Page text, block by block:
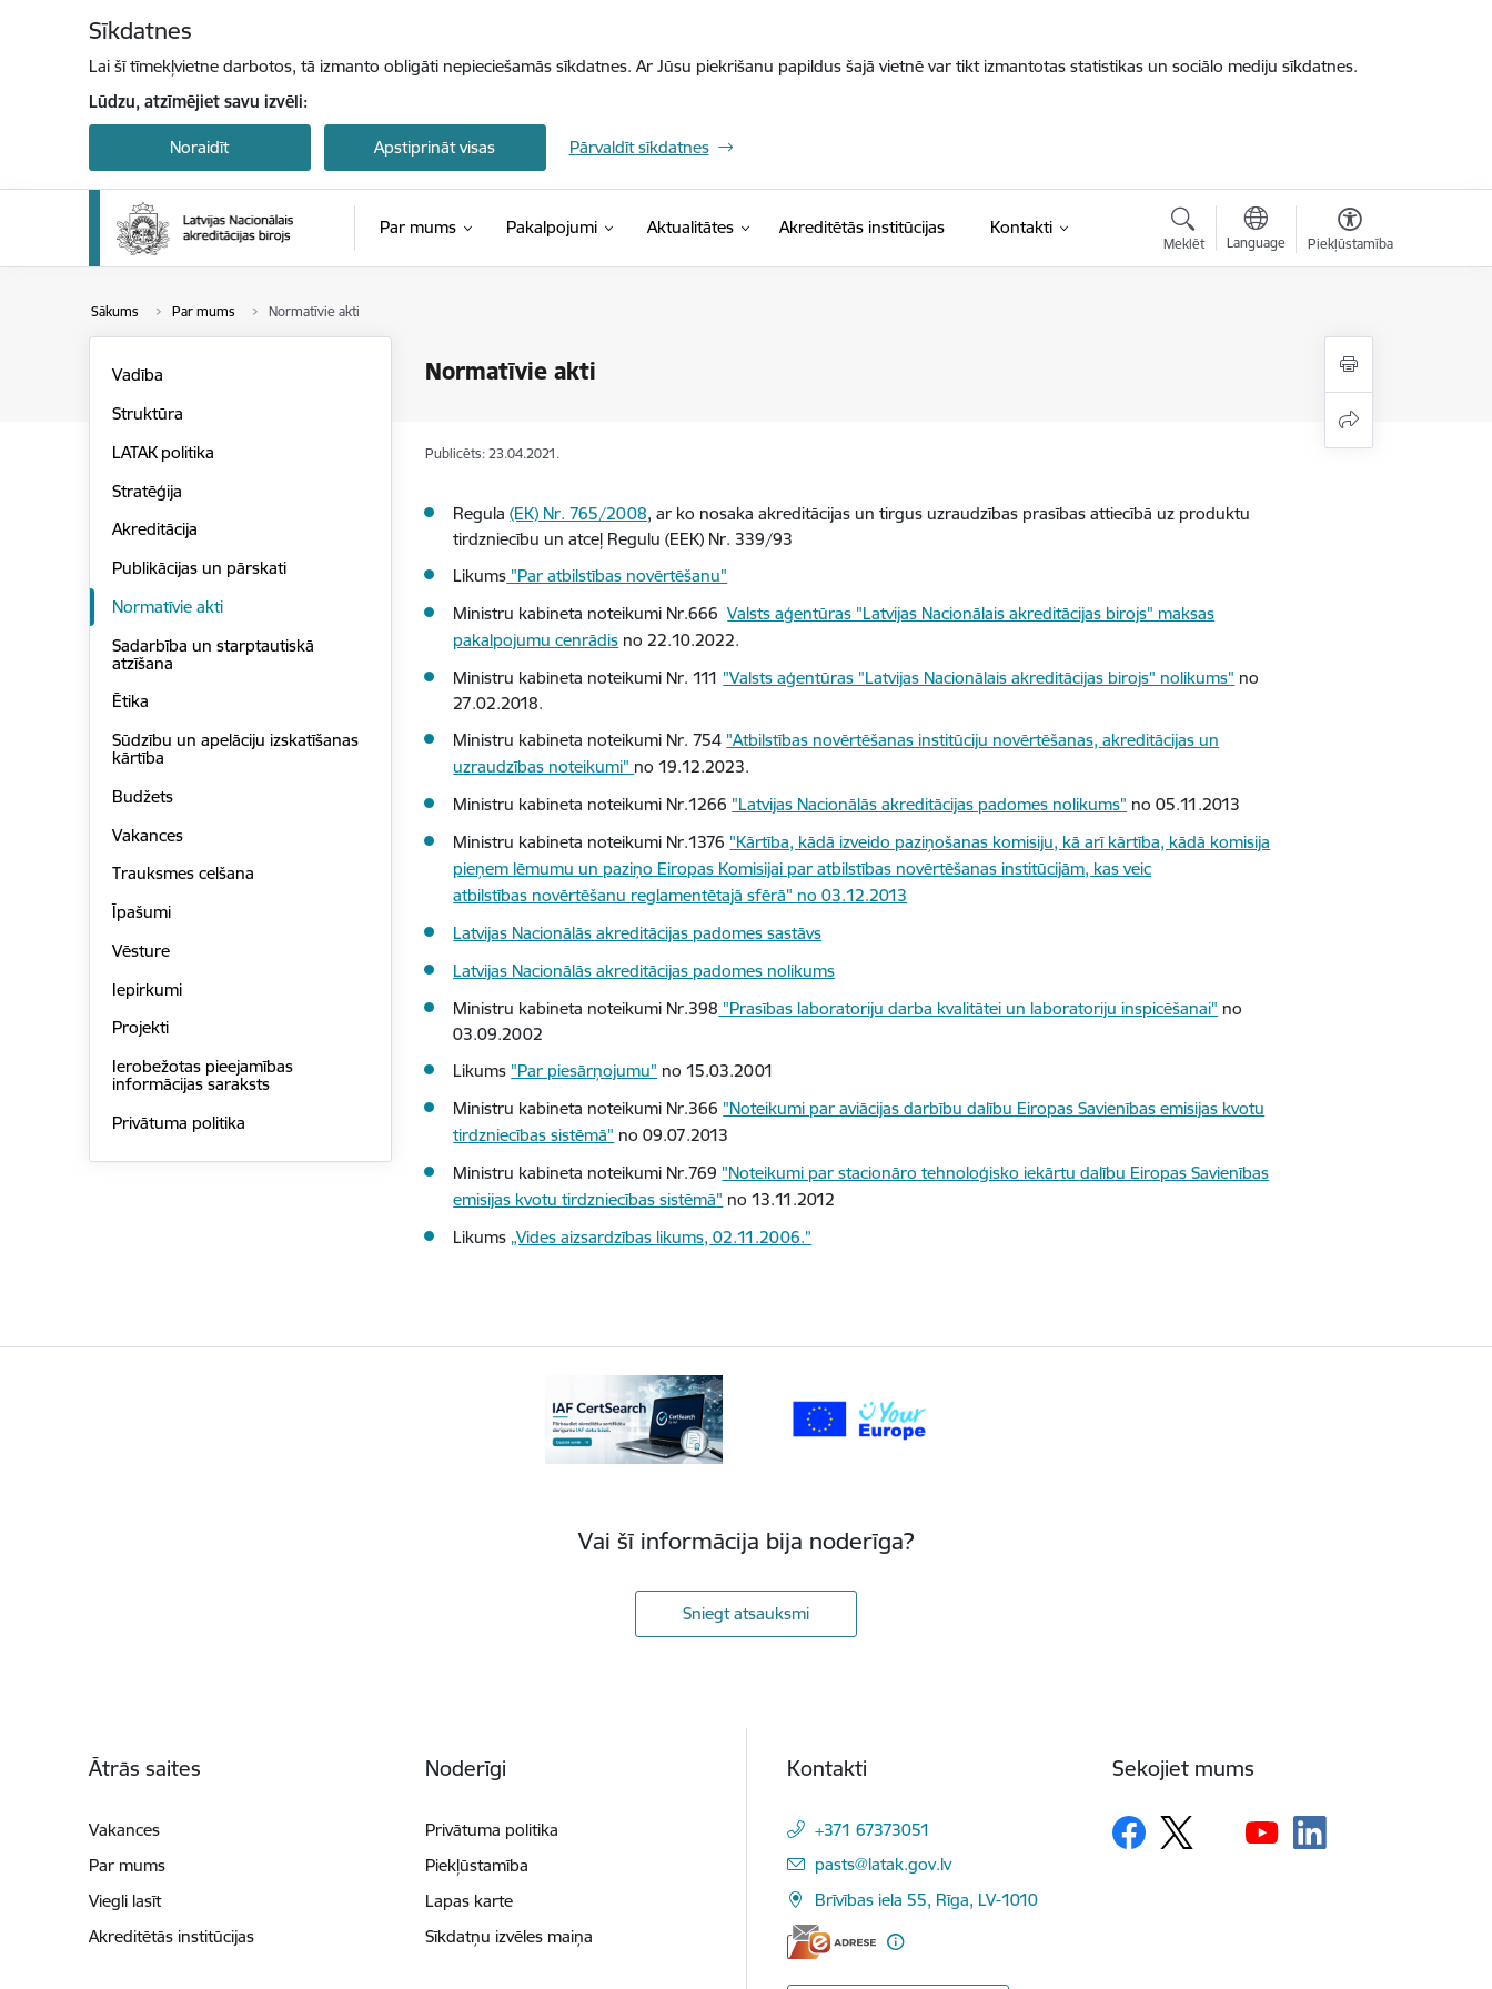
Sīkdatnes
Lai šī tīmekļvietne darbotos, tā izmanto obligāti nepieciešamās sīkdatnes. Ar Jūsu piekrišanu papildus šajā vietnē var tikt izmantotas statistikas un sociālo mediju sīkdatnes.
Lūdzu, atzīmējiet savu izvēli:
Noraidīt Apstiprināt visas Pārvaldīt sīkdatnes
Par mums Pakalpojumi Aktualitātes Akreditētās institūcijas Kontakti
Meklēt Language Piekļūstamība
Sākums Par mums Normatīvie akti
Normatīvie akti
Vadība
Struktūra
LATAK politika
Stratēģija
Akreditācija
Publikācijas un pārskati
Normatīvie akti
Sadarbība un starptautiskā
atzīšana
Ētika
Sūdzību un apelāciju izskatīšanas
kārtība
Budžets
Vakances
Trauksmes celšana
Īpašumi
Vēsture
Iepirkumi
Projekti
Ierobežotas pieejamības
informācijas saraksts
Privātuma politika
Publicēts: 23.04.2021.
Regula(EK) Nr. 765/2008, ar ko nosaka akreditācijas un tirgus uzraudzības prasības attiecībā uz produktu
tirdzniecību un atceļ Regulu (EEK) Nr. 339/93
Likums "Par atbilstības novērtēšanu"
Ministru kabineta noteikumi Nr.666Valsts aģentūras "Latvijas Nacionālais akreditācijas birojs" maksas
pakalpojumu cenrādis no 22.10.2022.
Ministru kabineta noteikumi Nr. 111 "Valsts aģentūras "Latvijas Nacionālais akreditācijas birojs" nolikums" no
27.02.2018.
Ministru kabineta noteikumi Nr. 754 "Atbilstības novērtēšanas institūciju novērtēšanas, akreditācijas un
uzraudzības noteikumi" no 19.12.2023.
Ministru kabineta noteikumi Nr.1266 "Latvijas Nacionālās akreditācijas padomes nolikums" no 05.11.2013
Ministru kabineta noteikumi Nr.1376 "Kārtība, kādā izveido paziņošanas komisiju, kā arī kārtība, kādā komisija
pieņem lēmumu un paziņo Eiropas Komisijai par atbilstības novērtēšanas institūcijām, kas veic
atbilstības novērtēšanu reglamentētajā sfērā" no 03.12.2013
Latvijas Nacionālās akreditācijas padomes sastāvs
Latvijas Nacionālās akreditācijas padomes nolikums
Ministru kabineta noteikumi Nr.398 "Prasības laboratoriju darba kvalitātei un laboratoriju inspicēšanai" no
03.09.2002
Likums "Par piesārņojumu" no 15.03.2001
Ministru kabineta noteikumi Nr.366 "Noteikumi par aviācijas darbību dalību Eiropas Savienības emisijas kvotu
tirdzniecības sistēmā" no 09.07.2013
Ministru kabineta noteikumi Nr.769 "Noteikumi par stacionāro tehnoloģisko iekārtu dalību Eiropas Savienības
emisijas kvotu tirdzniecības sistēmā" no 13.11.2012
Likums „Vides aizsardzības likums, 02.11.2006.”
Vai šī informācija bija noderīga?
Sniegt atsauksmi
Ātrās saites
Vakances
Par mums
Viegli lasīt
Akreditētās institūcijas
Noderīgi
Privātuma politika
Piekļūstamība
Lapas karte
Sīkdatņu izvēles maiņa
Kontakti
+371 67373051
E-pasts:
pasts@latak.gov.lv
Brīvības iela 55, Rīga, LV-1010
Sekojiet mums